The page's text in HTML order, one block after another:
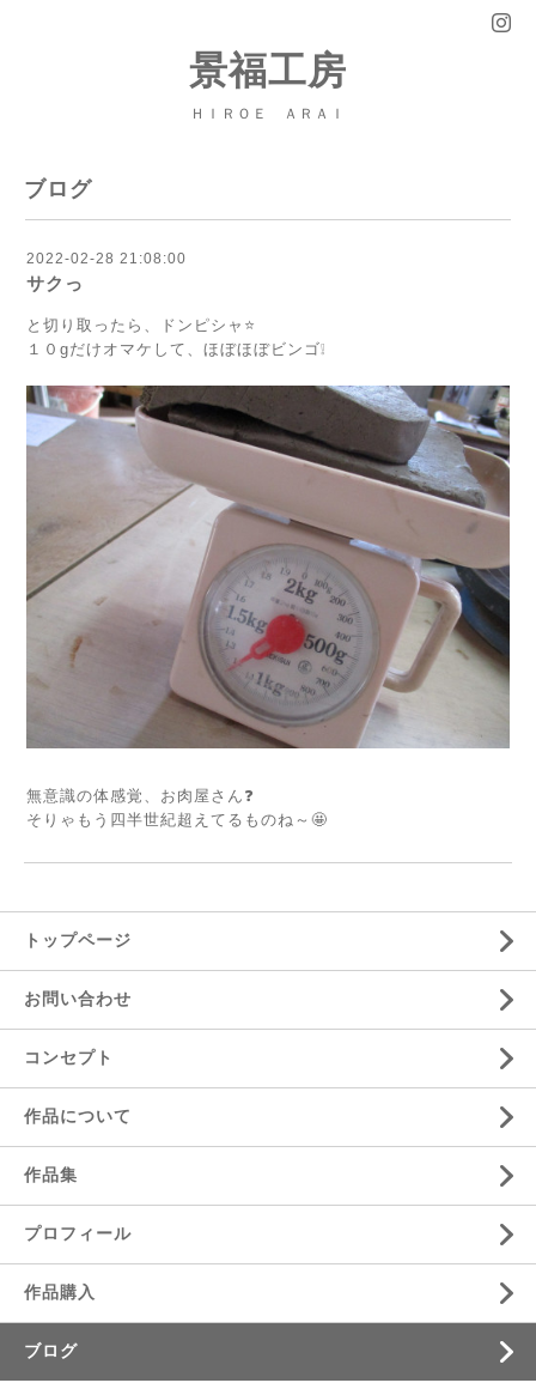
景福工房
ＨＩＲＯＥ ＡＲＡＩ
ブログ
2022-02-28 21:08:00
サクっ
と切り取ったら、ドンピシャ⭐
１０gだけオマケして、ほぼほぼビンゴ❕
無意識の体感覚、お肉屋さん❓
そりゃもう四半世紀超えてるものね～🤩
トップページ
お問い合わせ
コンセプト
作品について
作品集
プロフィール
作品購入
ブログ